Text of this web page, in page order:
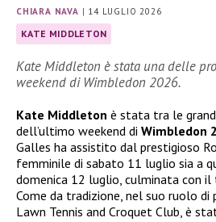
CHIARA NAVA | 14 LUGLIO 2026
KATE MIDDLETON
Kate Middleton è stata una delle
weekend di Wimbledon 2026.
Kate Middleton è stata tra le
dell’ultimo weekend di Wimbledon
Galles ha assistito dal prestigioso
femminile di sabato 11 luglio sia a
domenica 12 luglio, culminata con il
Come da tradizione, nel suo ruolo di
Lawn Tennis and Croquet Club, è